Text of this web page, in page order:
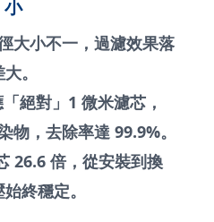
小
大小不一，過濾效果落
。
絕對」1 微米濾芯，
物，去除率達 99.9%。
26.6 倍，從安裝到換
終穩定。